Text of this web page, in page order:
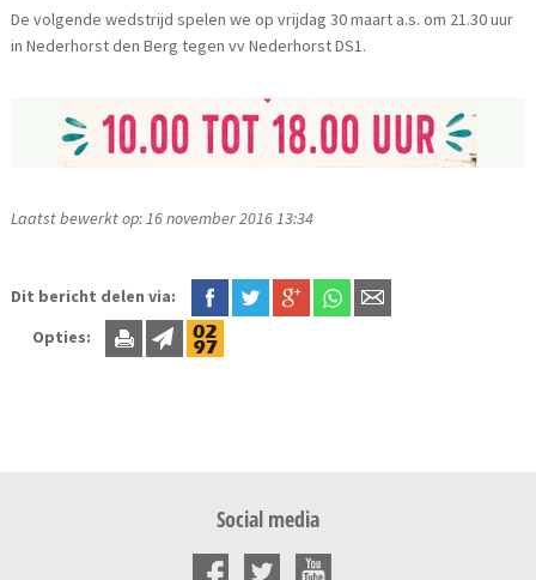
De volgende wedstrijd spelen we op vrijdag 30 maart a.s. om 21.30 uur
in Nederhorst den Berg tegen vv Nederhorst DS1.
Laatst bewerkt op: 16 november 2016 13:34
Dit bericht delen via:
Opties:
Social media